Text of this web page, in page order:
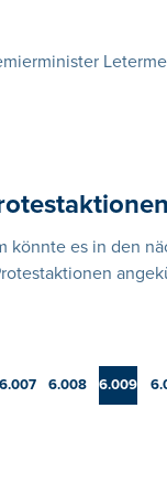
könnte es in den
6.007 6.008 6.009